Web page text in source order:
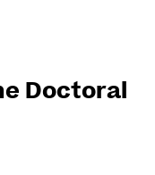
Doctoral